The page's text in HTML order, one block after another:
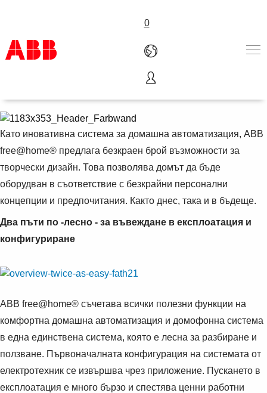
0
Products & Solutions
Industries
Where to buy
Contact us
Careers
Като иновативна система за домашна автоматизация, ABB
free@home® предлага безкраен брой възможности за
творчески дизайн. Това позволява домът да бъде
оборудван в съответствие с безкрайни персонални
концепции и предпочитания. Както днес, така и в бъдеще.
Два пъти по -лесно - за въвеждане в експлоатация и
конфигуриране
ABB free@home® съчетава всички полезни функции на
комфортна домашна автоматизация и домофонна система
в една единствена система, която е лесна за разбиране и
ползване. Първоначалната конфигурация на системата от
електротехник се извършва чрез приложение. Пускането в
експлоатация е много бързо и спестява ценни работни